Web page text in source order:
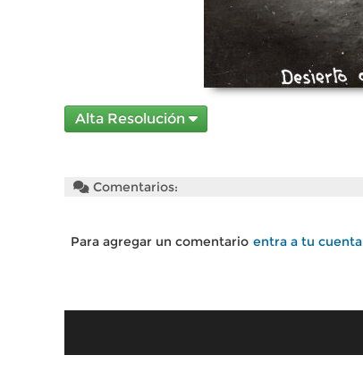
Alta Resolución
Comentarios:
Para agregar un comentario entra a tu cuenta